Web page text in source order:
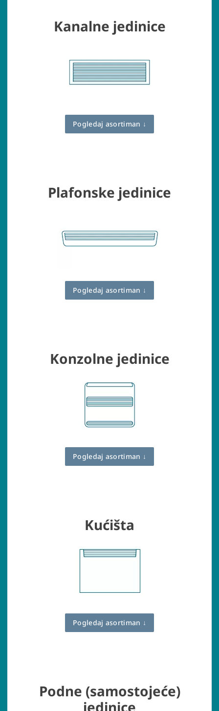
Kanalne jedinice
Pogledaj asortiman ↓
Plafonske jedinice
Pogledaj asortiman ↓
Konzolne jedinice
Pogledaj asortiman ↓
Kućišta
Pogledaj asortiman ↓
Podne (samostojeće)
jedinice